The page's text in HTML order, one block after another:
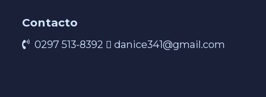
Contacto
0297 513-8392 danice341@gmail.com